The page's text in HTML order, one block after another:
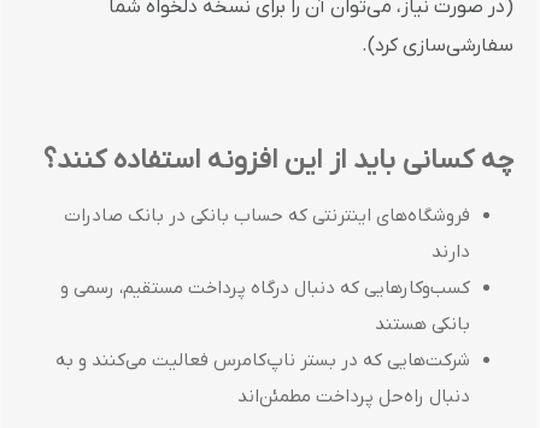
(در صورت نیاز، می‌توان آن را برای نسخه دلخواه شما
سفارشی‌سازی کرد).
چه کسانی باید از این افزونه استفاده کنند؟
فروشگاه‌های اینترنتی که حساب بانکی در بانک صادرات
دارند
کسب‌وکارهایی که دنبال درگاه پرداخت مستقیم، رسمی و
بانکی هستند
شرکت‌هایی که در بستر ناپ‌کامرس فعالیت می‌کنند و به
دنبال راه‌حل پرداخت مطمئن‌اند